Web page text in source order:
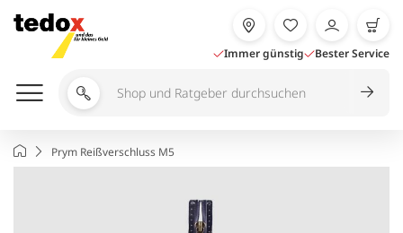
Inhalt
springen
Immer günstig Bester Service
Shop
Ratgeber
durchsuchen
StartseitePrym Reißverschluss M5